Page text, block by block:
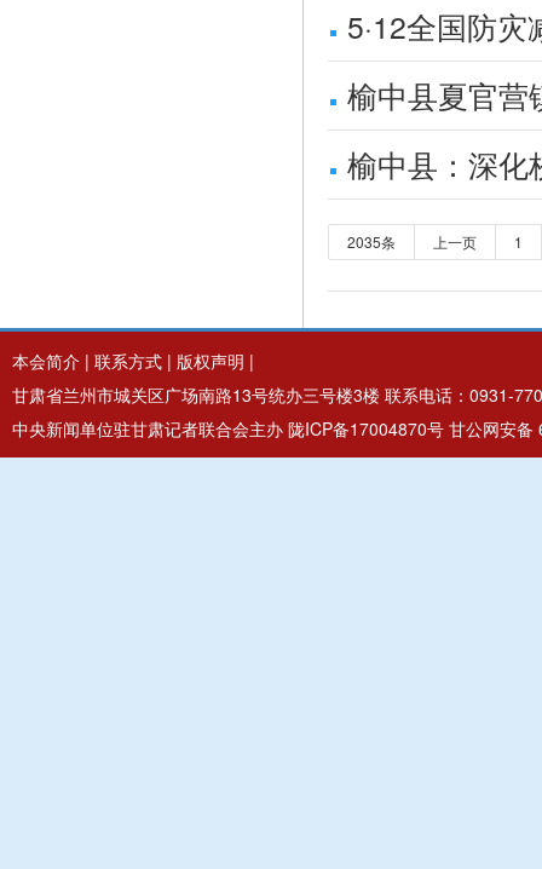
5·12全国防
榆中县夏官营
榆中县：深化
2035条 上一页 1
本会简介 | 联系方式 | 版权声明 |
甘肃省兰州市城关区广场南路13号统办三号楼3楼 联系电话：0931-
中央新闻单位驻甘肃记者联合会主办 陇ICP备17004870号 甘公网安备